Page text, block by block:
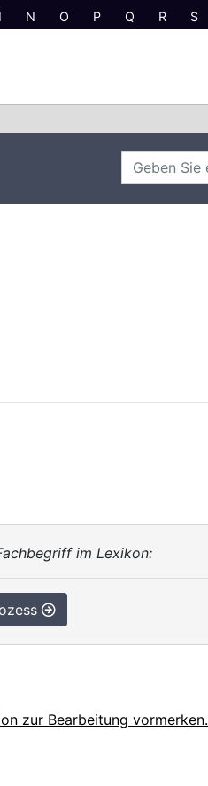
N O P Q R S
im Lexikon:
zur Bearbeitung vormerken.